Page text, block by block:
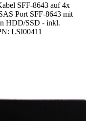
SFF-8643 auf 4x
Port SFF-8643 mit
HDD/SSD - inkl.
LSI00411